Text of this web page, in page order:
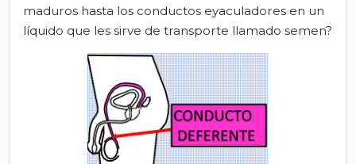
maduros hasta los conductos eyaculadores en un
líquido que les sirve de transporte llamado semen?